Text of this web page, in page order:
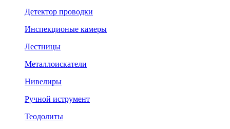
Детектор проводки
Инспекционые камеры
Лестницы
Металлоискатели
Нивелиры
Ручной иструмент
Теодолиты